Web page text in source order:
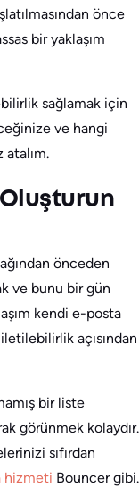
önce
bir yaklaşım
sağlamak için
ve hangi
atalım.
önceden
ve bunu bir gün
kendi e-posta
açısından
bir liste
görünmek kolaydır.
sıfırdan
hizmeti Bouncer gibi.